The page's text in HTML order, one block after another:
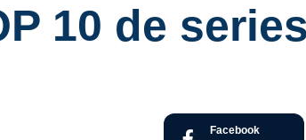
10 de
Facebook